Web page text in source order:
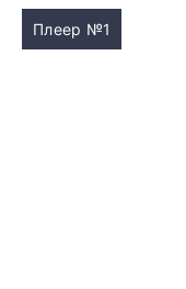
Плеер №1